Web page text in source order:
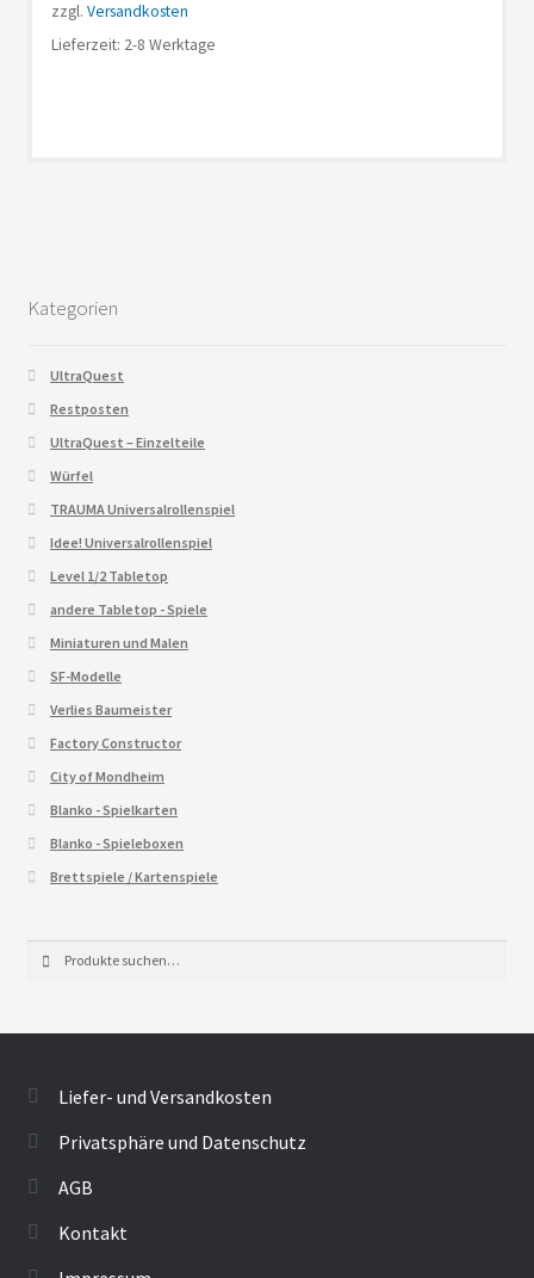
zzgl. Versandkosten
Lieferzeit: 2-8 Werktage
Kategorien
UltraQuest
Restposten
UltraQuest – Einzelteile
Würfel
TRAUMA Universalrollenspiel
Idee! Universalrollenspiel
Level 1/2 Tabletop
andere Tabletop - Spiele
Miniaturen und Malen
SF-Modelle
Verlies Baumeister
Factory Constructor
City of Mondheim
Blanko - Spielkarten
Blanko - Spieleboxen
Brettspiele / Kartenspiele
nach:
Liefer- und Versandkosten
Privatsphäre und Datenschutz
AGB
Kontakt